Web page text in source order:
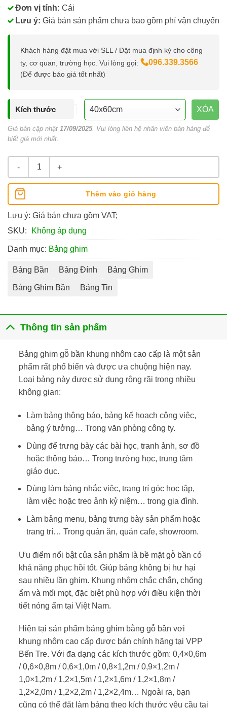
Đơn vị tính: Cái
Lưu ý: Giá bán sản phẩm chưa bao gồm phí vận chuyển
Khách hàng đặt mua với SLL / Đặt mua định kỳ cho công
ty, cơ quan, trường học. Vui lòng gọi:
096.339.3566
(Để được báo giá tốt nhất)
Kích thước XÓA
Giá bán cập nhật 17/09/2025. Vui lòng liên hệ nhân viên bán hàng để
biết giá mới nhất.
Bảng Ghim Bần, Khung Nhôm Cao Cấp số lượng
Thêm vào giỏ hàng
Lưu ý: Giá bán chưa gồm VAT;
SKU:
Không áp dụng
Danh mục: Bảng ghim
Bảng Bần Bảng Đính Bảng Ghim
Bảng Ghim Bần Bảng Tin
Thông tin sản phẩm
Bảng ghim gỗ bần khung nhôm cao cấp là một sản
phẩm rất phổ biến và được ưa chuộng hiện nay.
Loại bảng này được sử dụng rộng rãi trong nhiều
không gian:
Làm bảng thông báo, bảng kế hoạch công việc,
bảng ý tưởng… Trong văn phòng công ty.
Dùng để trưng bày các bài học, tranh ảnh, sơ đồ
hoặc thông báo… Trong trường học, trung tâm
giáo dục.
Dùng làm bảng nhắc việc, trang trí góc học tập,
làm việc hoặc treo ảnh kỷ niệm… trong gia đình.
Làm bảng menu, bảng trưng bày sản phẩm hoặc
trang trí… Trong quán ăn, quán cafe, showroom.
Ưu điểm nổi bật của sản phẩm là bề mặt gỗ bần có
khả năng phục hồi tốt. Giúp bảng không bị hư hại
sau nhiều lần ghim. Khung nhôm chắc chắn, chống
ẩm và mối mọt, đặc biệt phù hợp với điều kiện thời
tiết nóng ẩm tại Việt Nam.
Hiện tại sản phẩm bảng ghim bằng gỗ bần vơi
khung nhôm cao cấp được bán chính hãng tại VPP
Bến Tre. Với đa dạng các kích thước gồm: 0,4×0,6m
/ 0,6×0,8m / 0,6×1,0m / 0,8×1,2m / 0,9×1,2m /
1,0×1,2m / 1,2×1,5m / 1,2×1,6m / 1,2×1,8m /
1,2×2,0m / 1,2×2,2m / 1,2×2,4m… Ngoài ra, bạn
cũng có thể đặt làm bảng theo kích thước yêu cầu tại